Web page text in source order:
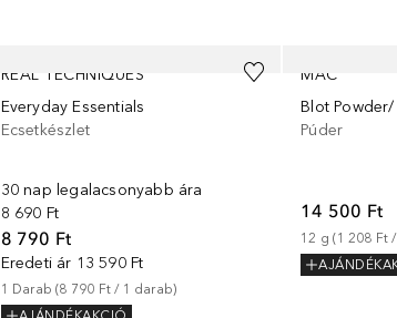
REAL TECHNIQUES
Everyday Essentials
Ecsetkészlet
30 nap legalacsonyabb ára
8 690 Ft
8 790 Ft
Eredeti ár 13 590 Ft
1 Darab (8 790 Ft / 1 darab)
MAC
Blot Powder/
Púder
14 500 Ft
12 g (1 208 Ft /